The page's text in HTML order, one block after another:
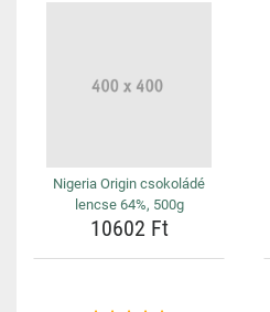
Nigeria Origin csokoládé
lencse 64%, 500g
10602 Ft